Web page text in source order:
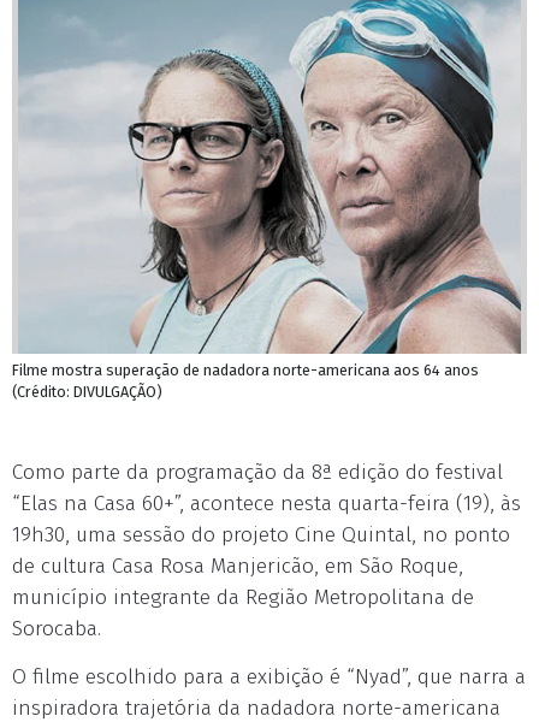
Filme mostra superação de nadadora norte-americana aos 64 anos
(Crédito: DIVULGAÇÃO)
Como parte da programação da 8ª edição do festival
“Elas na Casa 60+”, acontece nesta quarta-feira (19), às
19h30, uma sessão do projeto Cine Quintal, no ponto
de cultura Casa Rosa Manjericão, em São Roque,
município integrante da Região Metropolitana de
Sorocaba.
O filme escolhido para a exibição é “Nyad”, que narra a
inspiradora trajetória da nadadora norte-americana